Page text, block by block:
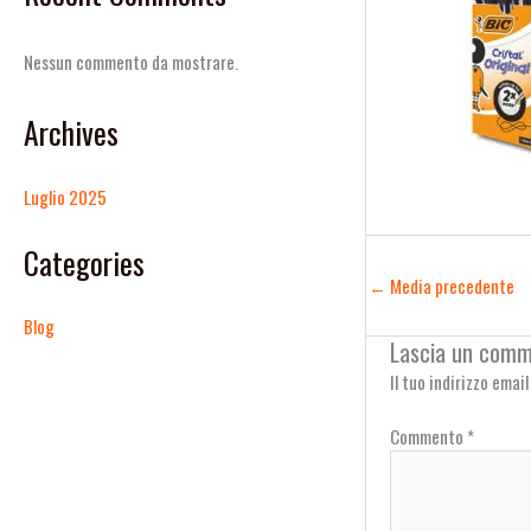
Nessun commento da mostrare.
Archives
Luglio 2025
Categories
Blog
← Media precedente
Lascia un
Il tuo indirizzo
Commento *